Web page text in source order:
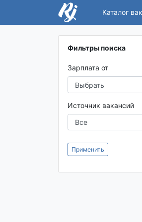
Каталог
Фильтры поиска
Зарплата от
Источник вакансий
Применить